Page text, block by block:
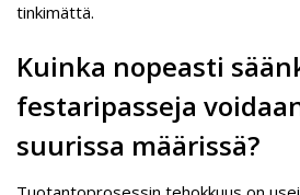
tinkimättä.
Kuinka nopeasti
festaripasseja
suurissa määrissä?